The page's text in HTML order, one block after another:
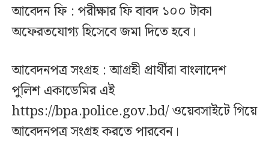
আবেদন ফি : পরীক্ষার ফি বাবদ ১০০ টাকা
অফেরতযোগ্য হিসেবে জমা দিতে হবে।
আবেদনপত্র সংগ্রহ : আগ্রহী প্রার্থীরা বাংলাদেশ
পুলিশ একাডেমির এই
https://bpa.police.gov.bd/ ওয়েবসাইটে গিয়ে
আবেদনপত্র সংগ্রহ করতে পারবেন।